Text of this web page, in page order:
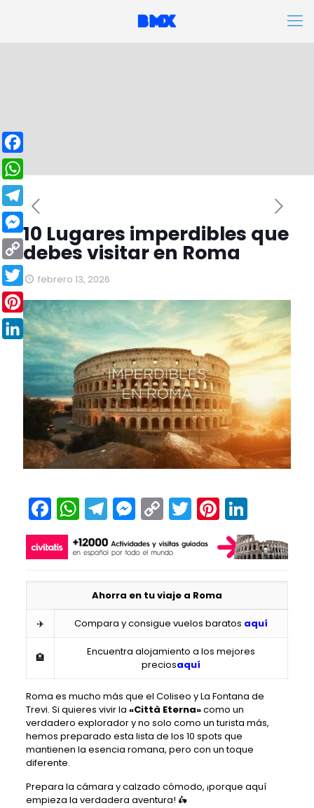
10 Lugares imperdibles que
debes visitar en Roma
febrero 13, 2026
Facebook
WhatsApp
Telegram
Messenger
CopyTwitterPinterest
Ahorra en tu viaje a Roma
✈️ Compara y consigue vuelos baratos aquí
🏨
Encuentra alojamiento a los mejores
preciosaquí
Roma es mucho más que el Coliseo y La Fontana de
Trevi. Si quieres vivir la «Città Eterna»como un
verdadero explorador y no solo como un turista más,
hemos preparado esta lista de los 10 spots que
mantienen la esencia romana, pero con un toque
diferente.
Prepara la cámara y calzado cómodo, ¡porque aquí
empieza la verdadera aventura! 🛵
Facebook
WhatsApp
Telegram
Messenger
Copy
Link
Twitter
Pinterest
LinkedIn